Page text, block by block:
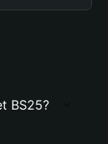
BS25?